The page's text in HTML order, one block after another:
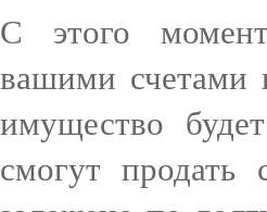
С этого
вашими счетами
имущество
смогут